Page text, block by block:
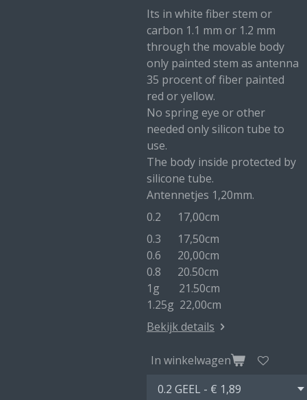
Its in white fiber stem or
carbon 1.1 mm or 1.2 mm
through the movable body
only painted stem as antenna
35 procent of fiber painted
red or yellow.
No spring eye or other
needed only silicon tube to
use.
The body inside protected by
silicone tube.
Antennetjes 1,20mm.
0.2 17,00cm
0.3 17,50cm
0.6 20,00cm
0.8 20.50cm
1g 21.50cm
1.25g 22,00cm
Bekijk details
In winkelwagen